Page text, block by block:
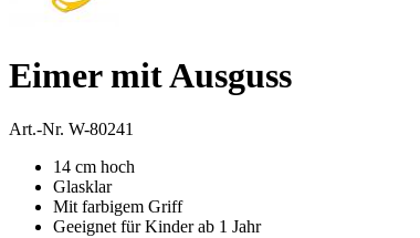
Eimer mit Ausguss
Art.-Nr. W-80241
14 cm hoch
Glasklar
Mit farbigem Griff
Geeignet für Kinder ab 1 Jahr